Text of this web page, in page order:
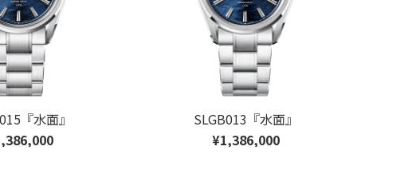
『水面』
SLGB013『水面』
¥1,386,000